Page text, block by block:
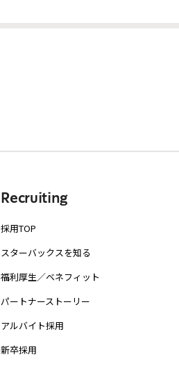
Recruiting
採用TOP
スターバックスを知る
福利厚生／ベネフィット
パートナーストーリー
アルバイト採用
新卒採用